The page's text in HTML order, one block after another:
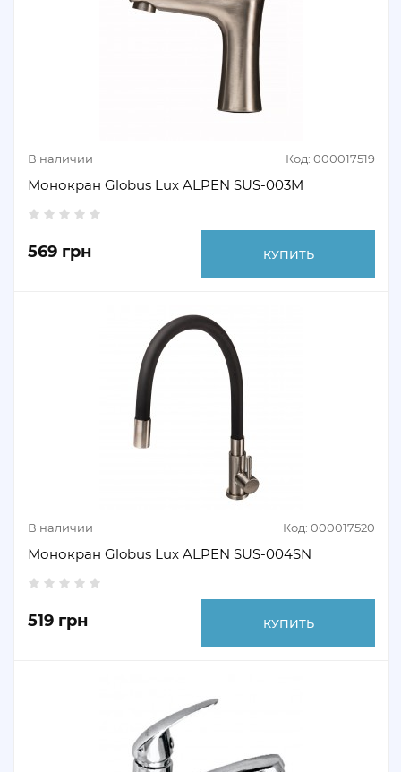
В наличии Код: 000017519
Монокран Globus Lux ALPEN SUS-003M
569 грн КУПИТЬ
В наличии Код: 000017520
Монокран Globus Lux ALPEN SUS-004SN
519 грн КУПИТЬ